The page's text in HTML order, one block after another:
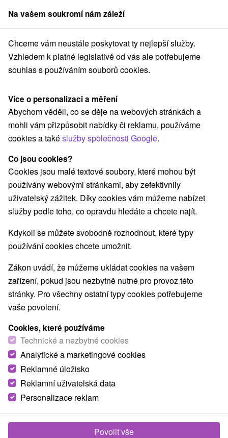
člen skupinySorger
Lázeňský pobyt LIGHT bez stresu: Jemný léčebný program pro
Lázeňský pobyt LIGHT bez stresu:
Jemný léčebný program pro
zaneprázdněné
Lázně Piešťany - sleva až do 25 % na termíny do 27.2.2027
Piešťany
Vybrat termín
Navigovat do místa
8,9 vynikající·2023 recenzí
Na vašem soukromí nám záleží
Chceme vám neustále poskytovat ty nejlepší služby.
Vzhledem k platné legislativě od vás ale potřebujeme
souhlas s používáním souborů cookies.
Více o personalizaci a měření
Abychom věděli, co se děje na webových stránkách a
mohli vám přizpůsobit nabídky či reklamu, používáme
cookies a takéslužby společnosti Google.
Co jsou cookies?
Cookies jsou malé textové soubory, které mohou být
používány webovými stránkami, aby zefektivnily
uživatelský zážitek. Díky cookies vám můžeme nabízet
služby podle toho, co opravdu hledáte a chcete najít.
Kdykoli se můžete svobodně rozhodnout, které typy
používání cookies chcete umožnit.
Zákon uvádí, že můžeme ukládat cookies na vašem
zařízení, pokud jsou nezbytně nutné pro provoz této
stránky. Pro všechny ostatní typy cookies potřebujeme
vaše povolení.
Cookies, které používáme
Technické a nezbytné cookies
Analytické a marketingové cookies
Reklamné úložisko
Reklamní uživatelská data
Personalizace reklam
Povolit vše